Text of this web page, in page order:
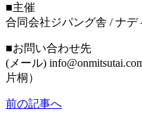
■主催
合同会社ジパング舎 / ナデ
■お問い合わせ先
(メール)
片桐）
前の記事へ